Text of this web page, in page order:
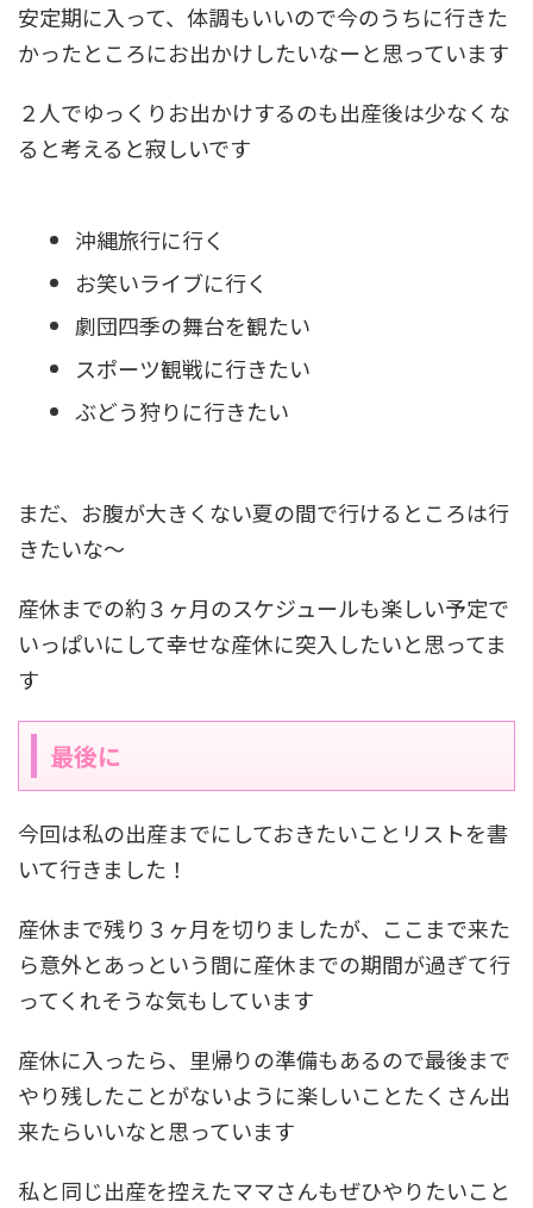
安定期に入って、体調もいいので今のうちに行きた
かったところにお出かけしたいなーと思っています
２人でゆっくりお出かけするのも出産後は少なくな
ると考えると寂しいです
沖縄旅行に行く
お笑いライブに行く
劇団四季の舞台を観たい
スポーツ観戦に行きたい
ぶどう狩りに行きたい
まだ、お腹が大きくない夏の間で行けるところは行
きたいな〜
産休までの約３ヶ月のスケジュールも楽しい予定で
いっぱいにして幸せな産休に突入したいと思ってま
す
最後に
今回は私の出産までにしておきたいことリストを書
いて行きました！
産休まで残り３ヶ月を切りましたが、ここまで来た
ら意外とあっという間に産休までの期間が過ぎて行
ってくれそうな気もしています
産休に入ったら、里帰りの準備もあるので最後まで
やり残したことがないように楽しいことたくさん出
来たらいいなと思っています
私と同じ出産を控えたママさんもぜひやりたいこと